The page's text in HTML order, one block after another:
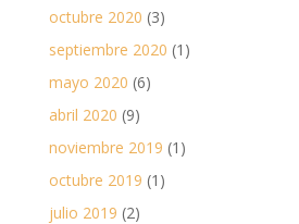
octubre 2020 (3)
septiembre 2020 (1)
mayo 2020 (6)
abril 2020 (9)
noviembre 2019 (1)
octubre 2019 (1)
julio 2019 (2)